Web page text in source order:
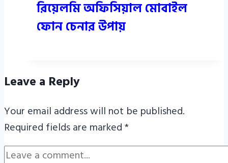
রিয়েলমি অফিসিয়াল মোবাইল
ফোন চেনার উপায়
Leave a Reply
Your email address will not be published.
Required fields are marked*